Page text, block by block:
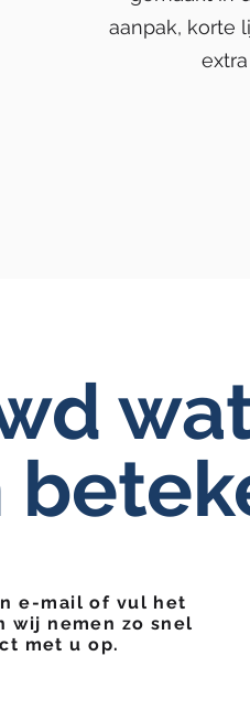
aanpak, korte
extra
e-mail of vul het
wij nemen zo snel
met u op.